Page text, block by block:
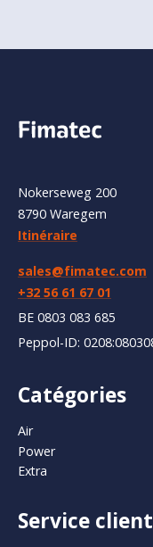
Nokerseweg 200
8790 Waregem
Itinéraire
sales@fimatec.com
+32 56 61 67 01
BE 0803 083 685
Peppol-ID:
Catégories
Air
Power
Extra
Service client